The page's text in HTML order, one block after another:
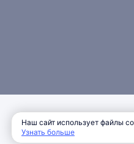
Наш сайт использует файлы
Узнать больше